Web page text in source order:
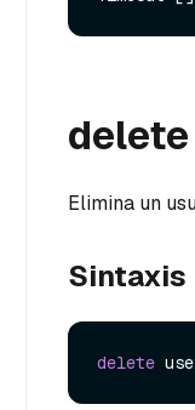
Elimina un
Sintaxis
delete